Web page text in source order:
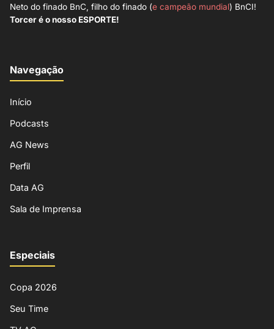
Neto do finado BnC, filho do finado (e campeão mundial) BnCI!
Torcer é o nosso ESPORTE!
Navegação
Início
Podcasts
AG News
Perfil
Data AG
Sala de Imprensa
Especiais
Copa 2026
Seu Time